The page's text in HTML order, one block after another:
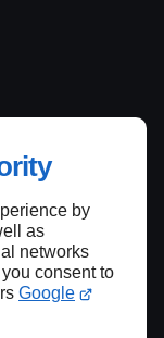
by
as
networks
consent to
Google